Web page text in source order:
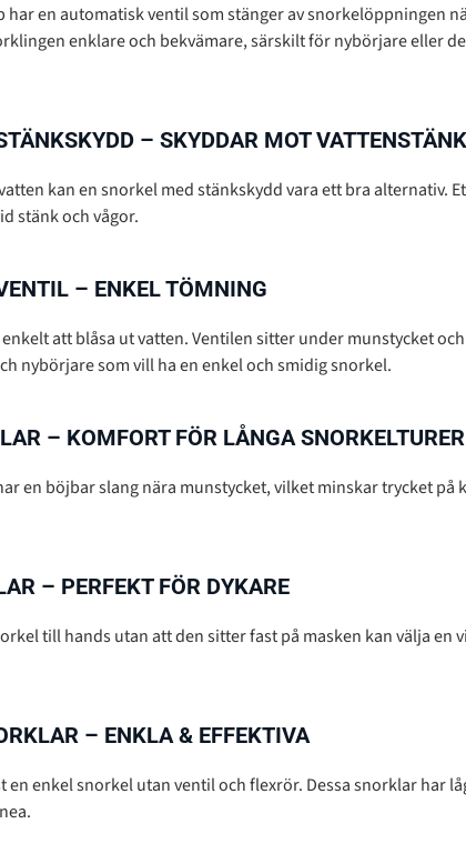
har en automatisk ventil som stänger av snorkelöppningen
enklare och bekvämare, särskilt för nybörjare eller
– SKYDDAR MOT VATTENSTÄNK
kan en snorkel med stänkskydd vara ett bra alternativ.
stänk och vågor.
– ENKEL TÖMNING
att blåsa ut vatten. Ventilen sitter under munstycket
nybörjare som vill ha en enkel och smidig snorkel.
– KOMFORT FÖR LÅNGA SNORKELTURER
en böjbar slang nära munstycket, vilket minskar trycket
– PERFEKT FÖR DYKARE
till hands utan att den sitter fast på masken kan välja en
– ENKLA & EFFEKTIVA
enkel snorkel utan ventil och flexrör. Dessa snorklar har